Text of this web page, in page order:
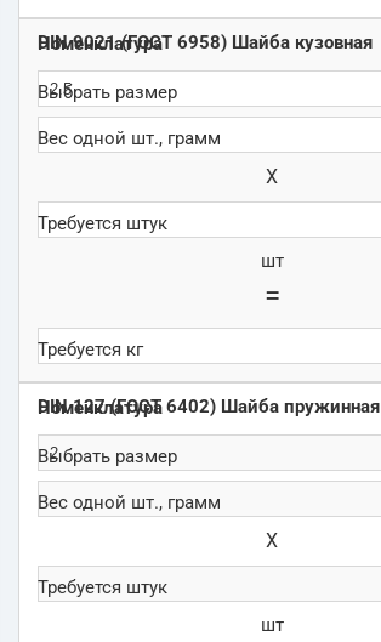
DIN 9021 (ГОСТ 6958) Шайба кузовная
Х
шт
=
DIN 127 (ГОСТ 6402) Шайба пружинная
Х
шт